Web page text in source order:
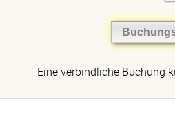
Eine verbindliche Buchung